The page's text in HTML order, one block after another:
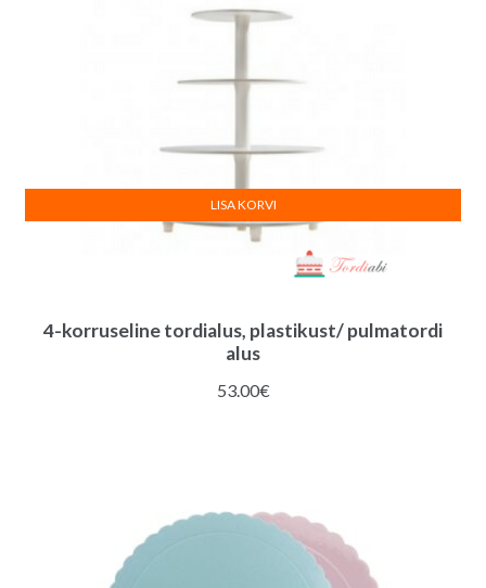
4-korruseline tordialus, plastikust/ pulmatordi
alus
53.00€
LISA KORVI